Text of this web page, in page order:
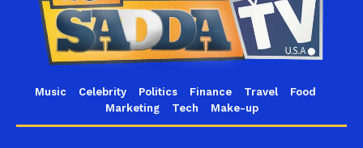
Music Celebrity Politics Finance Travel
Food
Marketing
Tech Make-up